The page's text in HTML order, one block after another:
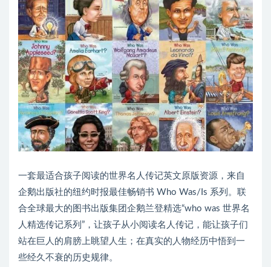
一套最适合孩子阅读的世界名人传记英文原版资源，来自
企鹅出版社的纽约时报最佳畅销书 Who Was/Is 系列。联
合全球最大的图书出版集团企鹅兰登精选“who was 世界名
人精选传记系列”，让孩子从小阅读名人传记，能让孩子们
站在巨人的肩膀上眺望人生；在真实的人物经历中悟到一
些经久不衰的历史规律。